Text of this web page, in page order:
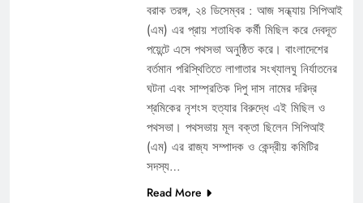
28 Minutes Ago
হাইলাকান্দিতে রাজ্য পর্যায়ের শিশু বিজ্ঞান কংগ্রেস
আয়োজনের আশ্বাস মিলন দাসের
37 Minutes Ago
শিলচরে ভারতীয় শিক্ষণ মণ্ডলের উদ্যোগে ব্যাস
পূজা ও গুরুপূর্ণিমা উদযাপন
2 Hours Ago
ধলাইয়ে নিখোঁজ গৃহবধূর মৃতদেহ উদ্ধার, প্রধান
বরাক তরঙ্গ, ২৪ ডিসেম্বর : আজ সন্ধ্যায় সিপিআই
(এম) এর প্রায় শতাধিক কর্মী মিছিল করে দেবদূত
পয়েন্টে এসে পথসভা অনুষ্ঠিত করে। বাংলাদেশের
বর্তমান পরিস্থিতিতে লাগাতার সংখ্যালঘু নির্যাতনের
ঘটনা এবং সাম্প্রতিক দিপু দাস নামের দরিদ্র
শ্রমিকের নৃশংস হত্যার বিরুদ্ধে এই মিছিল ও
পথসভা। পথসভায় মূল বক্তা ছিলেন সিপিআই
(এম) এর রাজ্য সম্পাদক ও কেন্দ্রীয় কমিটির
সদস্য…
Read More